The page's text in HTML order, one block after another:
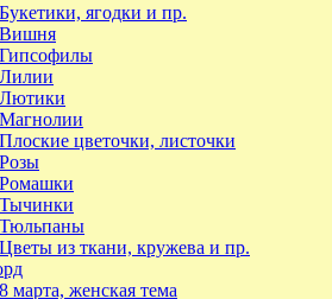
Букетики, ягодки и пр.
Вишня
Гипсофилы
Лилии
Лютики
Магнолии
Плоские цветочки, листочки
Розы
Ромашки
Тычинки
Тюльпаны
Цветы из ткани, кружева и пр.
8 марта, женская тема